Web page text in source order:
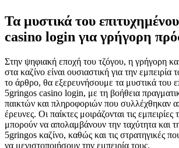
Τα μυστικά του
casino login για γρήγορη
Στην ψηφιακή εποχή του τζόγου, η γρήγορη
στα καζίνο είναι ουσιαστική για την εμπειρία
το άρθρο, θα εξερευνήσουμε τα μυστικά του
5gringos casino login, με τη βοήθεια
παικτών και πληροφοριών που συλλέχθηκαν
έρευνες. Οι παίκτες μοιράζονται τις εμπειρίες
μπορούν να απολαμβάνουν την ταχύτητα και
5gringos καζίνο, καθώς και τις στρατηγικές
να μεγιστοποιήσουν την εμπειρία τους.